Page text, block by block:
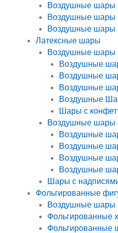
Воздушные шары
Воздушные шары
Воздушные шары
Латексные шары
Воздушные шары
Воздушные
Воздушные
Воздушные
Воздушные
Шары с
Воздушные шары
Воздушные
Воздушные
Воздушные
Воздушные
Шары с
Фольгированные
Воздушные шары
Фольгированные
Фольгированные